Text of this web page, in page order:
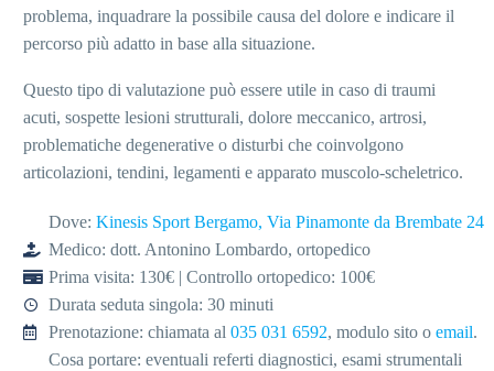
problema, inquadrare la possibile causa del dolore e indicare il
percorso più adatto in base alla situazione.
Questo tipo di valutazione può essere utile in caso di traumi
acuti, sospette lesioni strutturali, dolore meccanico, artrosi,
problematiche degenerative o disturbi che coinvolgono
articolazioni, tendini, legamenti e apparato muscolo-scheletrico.
Dove: Kinesis Sport Bergamo, Via Pinamonte da Brembate 24
Medico: dott. Antonino Lombardo, ortopedico
Prima visita: 130€ | Controllo ortopedico: 100€
Durata seduta singola: 30 minuti
Prenotazione: chiamata al 035 031 6592, modulo sito o email.
Cosa portare: eventuali referti diagnostici, esami strumentali